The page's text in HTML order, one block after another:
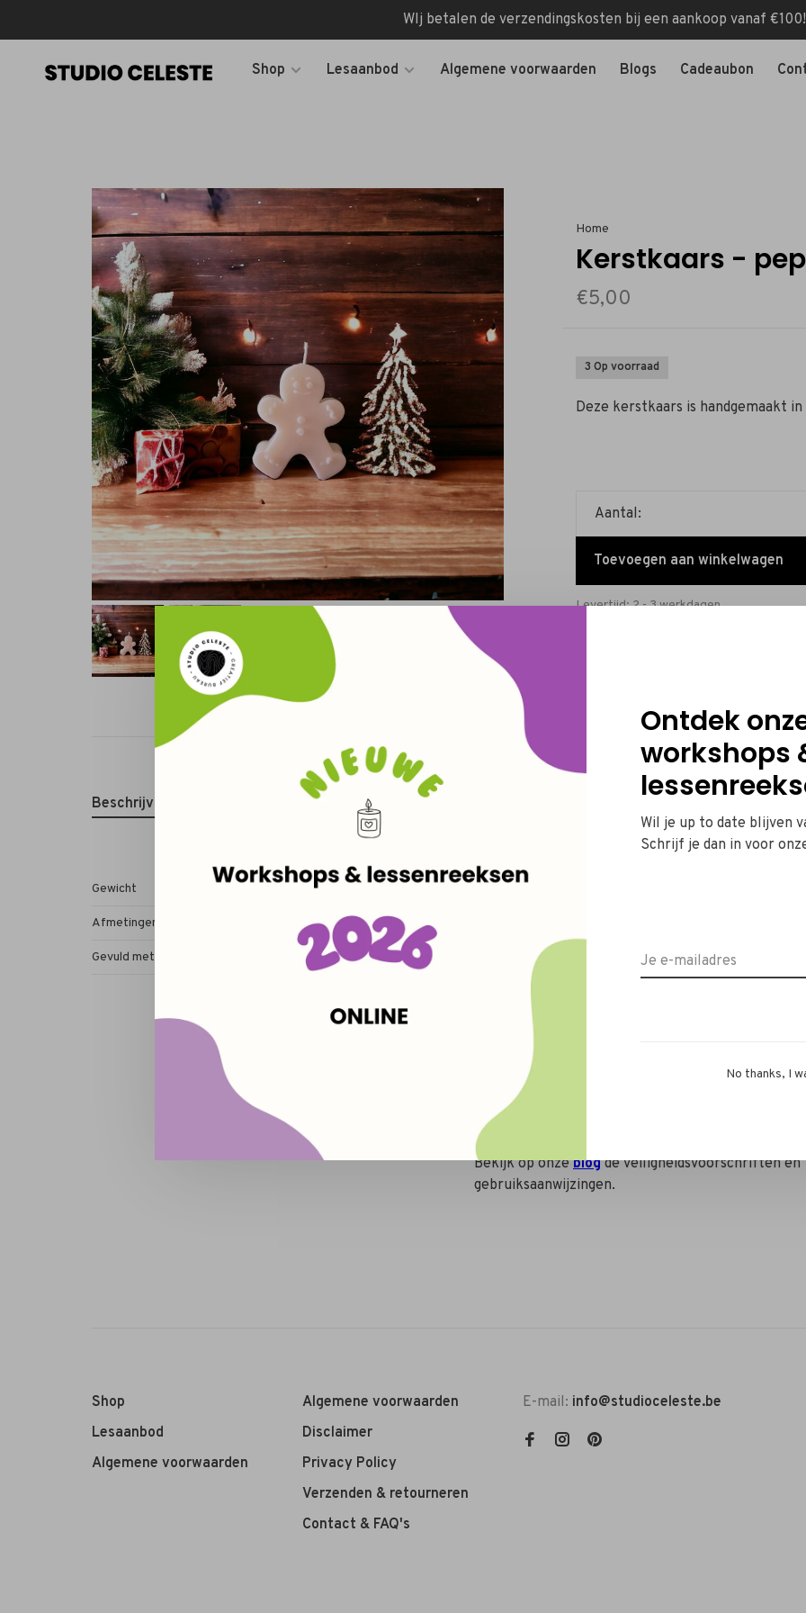
WIj betalen de verzendingskosten bij een aankoop vanaf €100!
Shop Lesaanbod Algemene voorwaarden Blogs Cadeaubon
Home
Kerstkaars -
€5,00
3 Op voorraad
Deze kerstkaars is handgemaakt
Aantal:
Toevoegen aan winkelwagen
Levertijd: 2 - 3 werkdagen
Beschrijving
Gewicht
Afmetingen 7 x 6 cm
Gevuld met Olijfwas (vegan, GMO vrij)
Deze kerstkaars is een
bij het aansteken, zoals de meeste
vinden in de grote winkelketens.Shop lokaal
Al onze kaarsen zijn handgemaakt, waardoor er
Bekijk op onzeblogde veiligheidsvoorschriften en
gebruiksaanwijzingen.
Shop
Lesaanbod
Algemene voorwaarden
Algemene voorwaarden
Disclaimer
Privacy Policy
Verzenden & retourneren
Contact & FAQ's
E-mail: info@studioceleste.be
Ontdek
workshops
Wil je up to date blijven
Schrijf je dan in voor
No thanks, I